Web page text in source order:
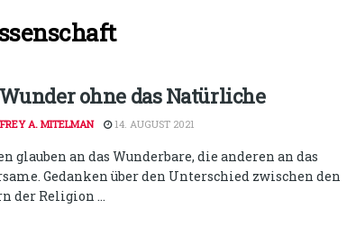
ohne das Natürliche
A. MITELMAN 14. AUGUST 2021
glauben an das Wunderbare, die anderen an das
Gedanken über den Unterschied zwischen den
der Religion ...